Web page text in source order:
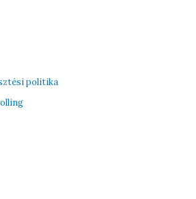
politika